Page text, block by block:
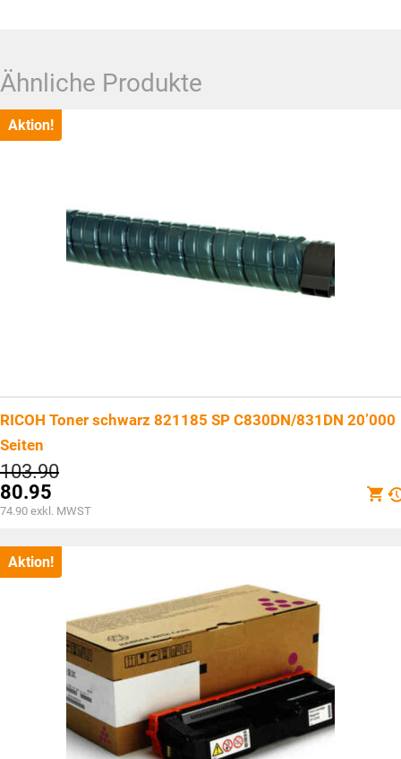
Ähnliche Produkte
Aktion!
RICOH Toner schwarz 821185 SP C830DN/831DN 20’000
Seiten
103.90Ursprünglicher
war:
CHF103.90
80.95
Aktueller
ist:
CHF80.95.
74.90 exkl. MWST
Aktion!